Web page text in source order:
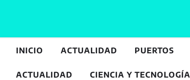
INICIO ACTUALIDAD PUERTOS
ACTUALIDAD CIENCIA Y TECNOLOGÍA